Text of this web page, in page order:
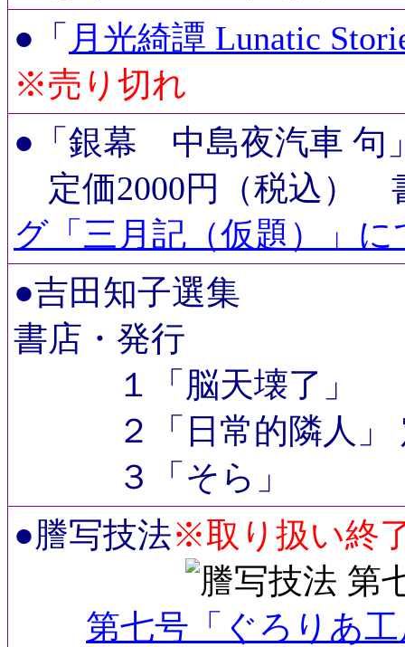
●「 月光綺譚 Lunatic
※売り切れ
● 「銀幕 中島夜汽車 句
定価2000円（税込
グ「三月記（仮題）」
●吉田知
書店・発行
１「脳天壊了」
２「日常的隣人」
３「そら」 定
●謄写技法※取り扱い終
第七号「ぐろりあ